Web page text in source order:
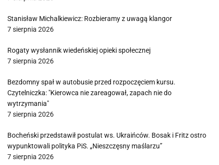
Stanisław Michalkiewicz: Rozbieramy z uwagą klangor
7 sierpnia 2026
Rogaty wysłannik wiedeńskiej opieki społecznej
7 sierpnia 2026
Bezdomny spał w autobusie przed rozpoczęciem kursu.
Czytelniczka: "Kierowca nie zareagował, zapach nie do
wytrzymania"
7 sierpnia 2026
Bocheński przedstawił postulat ws. Ukraińców. Bosak i Fritz ostro
wypunktowali polityka PiS. „Nieszczęsny maślarzu”
7 sierpnia 2026